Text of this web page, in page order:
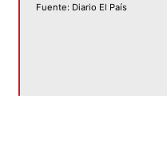
Fuente: Diario El País